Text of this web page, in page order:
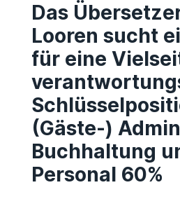
Das
Looren sucht
für eine
(Gäste-)
Buchhaltung
Personal 60%